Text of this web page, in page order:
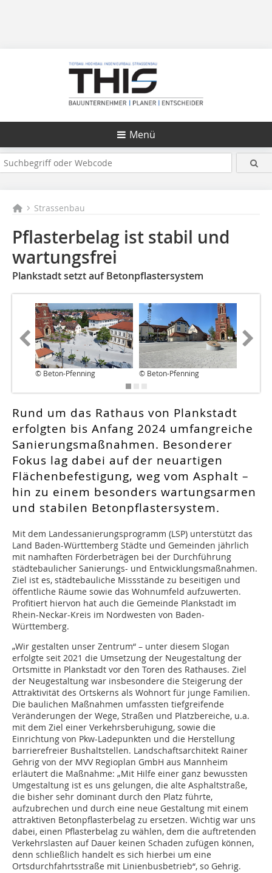
Menü
Strassenbau
Pflasterbelag ist stabil und
wartungsfrei
Plankstadt setzt auf Betonpflastersystem
© Beton-Pfenning © Beton-Pfenning
Rund um das Rathaus von Plankstadt
erfolgten bis Anfang 2024 umfangreiche
Sanierungsmaßnahmen. Besonderer
Fokus lag dabei auf der neuartigen
Flächenbefestigung, weg vom Asphalt –
hin zu einem besonders wartungsarmen
und stabilen Betonpflastersystem.
Mit dem Landessanierungsprogramm (LSP) unterstützt das
Land Baden-Württemberg Städte und Gemeinden jährlich
mit namhaften Förderbeträgen bei der Durchführung
städtebaulicher Sanierungs- und Entwicklungsmaßnahmen.
Ziel ist es, städtebauliche Missstände zu beseitigen und
öffentliche Räume sowie das Wohnumfeld aufzuwerten.
Profitiert hiervon hat auch die Gemeinde Plankstadt im
Rhein-Neckar-Kreis im Nordwesten von Baden-
Württemberg.
„Wir gestalten unser Zentrum“ – unter diesem Slogan
erfolgte seit 2021 die Umsetzung der Neugestaltung der
Ortsmitte in Plankstadt vor den Toren des Rathauses. Ziel
der Neugestaltung war insbesondere die Steigerung der
Attraktivität des Ortskerns als Wohnort für junge Familien.
Die baulichen Maßnahmen umfassten tiefgreifende
Veränderungen der Wege, Straßen und Platzbereiche, u.a.
mit dem Ziel einer Verkehrsberuhigung, sowie die
Einrichtung von Pkw-Ladepunkten und die Herstellung
barrierefreier Bushaltstellen. Landschaftsarchitekt Rainer
Gehrig von der MVV Regioplan GmbH aus Mannheim
erläutert die Maßnahme: „Mit Hilfe einer ganz bewussten
Umgestaltung ist es uns gelungen, die alte Asphaltstraße,
die bisher sehr dominant durch den Platz führte,
aufzubrechen und durch eine neue Gestaltung mit einem
attraktiven Betonpflasterbelag zu ersetzen. Wichtig war uns
dabei, einen Pflasterbelag zu wählen, dem die auftretenden
Verkehrslasten auf Dauer keinen Schaden zufügen können,
denn schließlich handelt es sich hierbei um eine
Ortsdurchfahrtsstraße mit Linienbusbetrieb“, so Gehrig.